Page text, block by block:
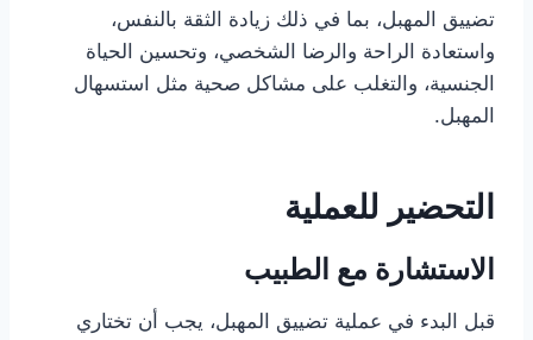
تضييق المهبل، بما في ذلك زيادة الثقة بالنفس،
واستعادة الراحة والرضا الشخصي، وتحسين الحياة
الجنسية، والتغلب على مشاكل صحية مثل استسهال
المهبل.
التحضير للعملية
الاستشارة مع الطبيب
قبل البدء في عملية تضييق المهبل، يجب أن تختاري